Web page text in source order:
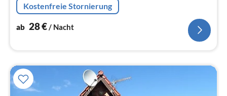
Kühl-/Gefrierkombination)
Kostenfreie Stornierung
ab 28€/ Nacht